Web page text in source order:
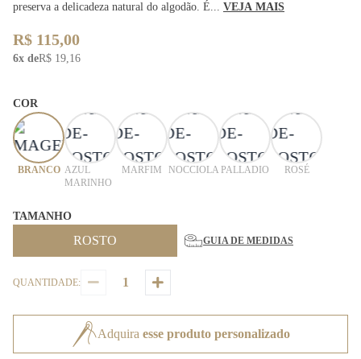
preserva a delicadeza natural do algodão. É... VEJA MAIS
R$ 115,00
6x deR$ 19,16
COR
BRANCO AZUL
MARINHO
MARFIM NOCCIOLA PALLADIO ROSÉ
TAMANHO
ROSTO GUIA DE MEDIDAS
QUANTIDADE:
Adquira esse produto personalizado